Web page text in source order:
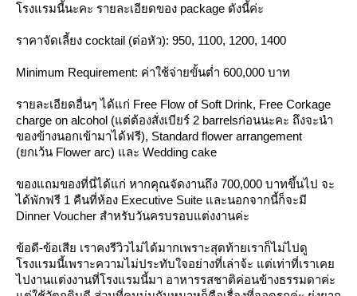
รงแรมนี้นะคะ รายละเอียดของ package ดังนี้ค่ะ
ราคาจัดเลี้ยง cocktail (ต่อหัว): 950, 1100, 1200, 1400
Minimum Requirement: ค่าใช้จ่ายขั้นต่ำ 600,000 บาท
รายละเอียดอื่นๆ ได้แก่ Free Flow of Soft Drink, Free Corkage
charge on alcohol (แต่ต้องสั่งเบียร์ 2 barrelsก่อนนะคะ ถึงจะนำ
ของข้างนอกเข้ามาได้ฟรี), Standard flower arrangement
(ยกเว้น Flower arc) และ Wedding cake
ของแถมของที่นี่ได้แก่ หากคุณจัดงานถึง 700,000 บาทขึ้นไป จะ
ได้พักฟรี 1 คืนที่ห้อง Executive Suite และนอกจากนี้ก็จะมี
Dinner Voucher สำหรับวันครบรอบแต่งงานค่ะ
ข้อดี-ข้อเสีย เราคงรีวิวไม่ได้มากเพราะสุดท้ายเราก็ไม่ไปดู
รงแรมนี้เพราะความไม่ประทับใจอย่างที่เล่าจ้ะ แต่เท่าที่เราเค
ไปงานแต่งงานที่โรงแรมนี้มา อาหารรสชาติค่อนข้างธรรมดาค่ะ